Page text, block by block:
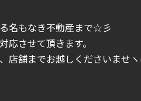
名もなき不動産まで☆彡
応させて頂きます。
店舗までお越しくださいませ